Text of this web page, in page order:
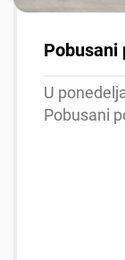
Pobusani
U
Pobusani